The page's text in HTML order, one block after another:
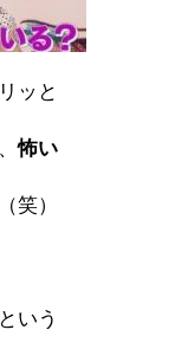
ッと
怖い
笑）
いう